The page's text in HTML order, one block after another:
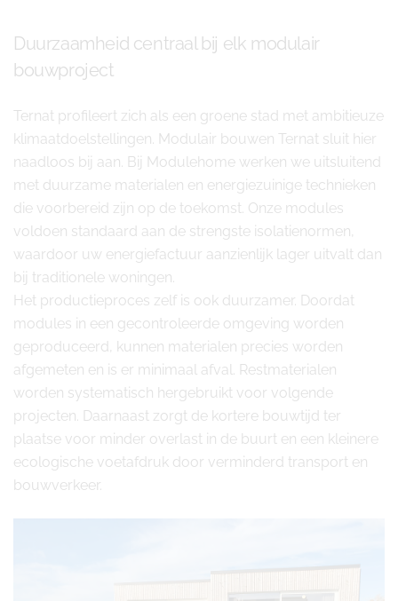
Duurzaamheid centraal bij elk modulair
bouwproject
Ternat profileert zich als een groene stad met ambitieuze
klimaatdoelstellingen. Modulair bouwen Ternat sluit hier
naadloos bij aan. Bij Modulehome werken we uitsluitend
met duurzame materialen en energiezuinige technieken
die voorbereid zijn op de toekomst. Onze modules
voldoen standaard aan de strengste isolatienormen,
waardoor uw energiefactuur aanzienlijk lager uitvalt dan
bij traditionele woningen.
Het productieproces zelf is ook duurzamer. Doordat
modules in een gecontroleerde omgeving worden
geproduceerd, kunnen materialen precies worden
afgemeten en is er minimaal afval. Restmaterialen
worden systematisch hergebruikt voor volgende
projecten. Daarnaast zorgt de kortere bouwtijd ter
plaatse voor minder overlast in de buurt en een kleinere
ecologische voetafdruk door verminderd transport en
bouwverkeer.